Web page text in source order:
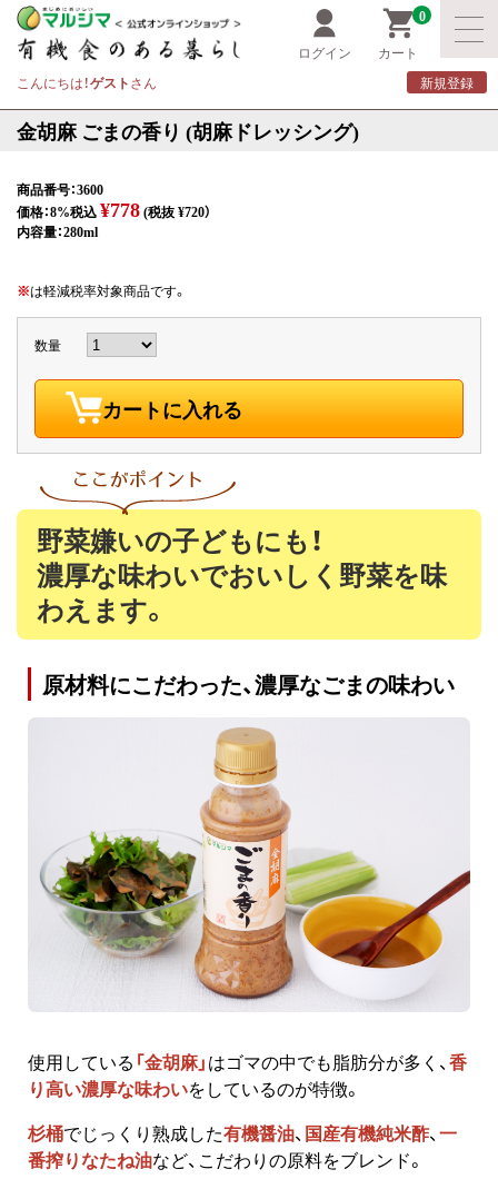
ログイン
0
カート
こんにちは！ゲストさん 新規登録
金胡麻 ごまの香り (胡麻ドレッシング)
商品番号：3600
価格：8%税込¥778(税抜 ¥720）
内容量：280ml
※は軽減税率対象商品です。
数量
カートに入れる
野菜嫌いの子どもにも！
濃厚な味わいでおいしく野菜を味
わえます。
原材料にこだわった、濃厚なごまの味わい
使用している 「金胡麻」はゴマの中でも脂肪分が多く、香
り高い濃厚な味わいをしているのが特徴。
杉桶でじっくり熟成した有機醤油、 国産有機純米酢、一
番搾りなたね油など、こだわりの原料をブレンド。